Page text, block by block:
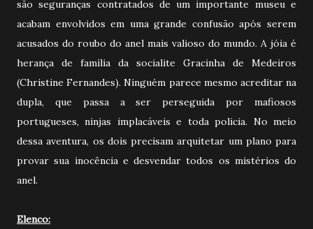
são seguranças contratados de um importante museu e
acabam envolvidos em uma grande confusão após serem
acusados do roubo do anel mais valioso do mundo. A jóia é
herança de família da socialite Gracinha de Medeiros
(Christine Fernandes). Ninguém parece mesmo acreditar na
dupla, que passa a ser perseguida por mafiosos
portugueses, ninjas implacáveis e toda policia. No meio
dessa aventura, os dois precisam arquitetar um plano para
provar sua inocência e desvendar todos os mistérios do
anel.
Elenco: